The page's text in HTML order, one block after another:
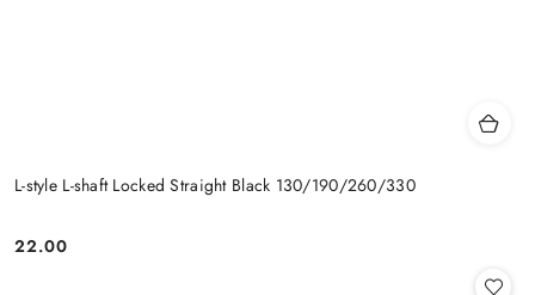
L-style L-shaft Locked Straight Black 130/190/260/330
Cena:
22.00